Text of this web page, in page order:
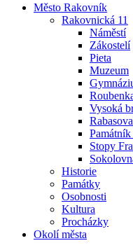
Město Rakovník
Rakovnická 11
Náměstí
Zákostelí
Pieta
Muzeum
Vysoká
Stopy
Historie
Památky
Osobnosti
Kultura
Procházky
Okolí města